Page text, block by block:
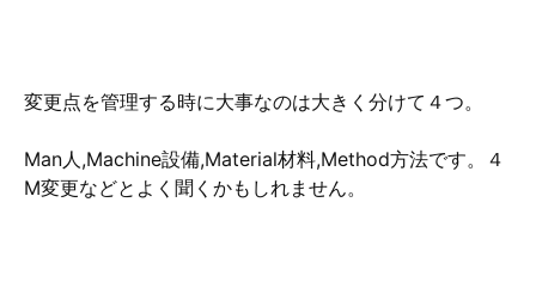
変更点を管理する時に大事なのは大きく分けて４つ。
Man人 ,Machine設備,Material材料,Method方法です。４
M変更などとよく聞くかもしれません。